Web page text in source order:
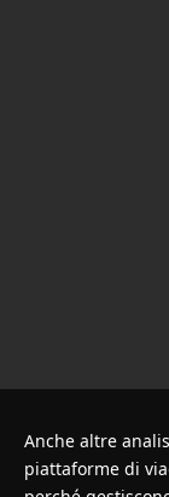
Anche altre
piattaforme di